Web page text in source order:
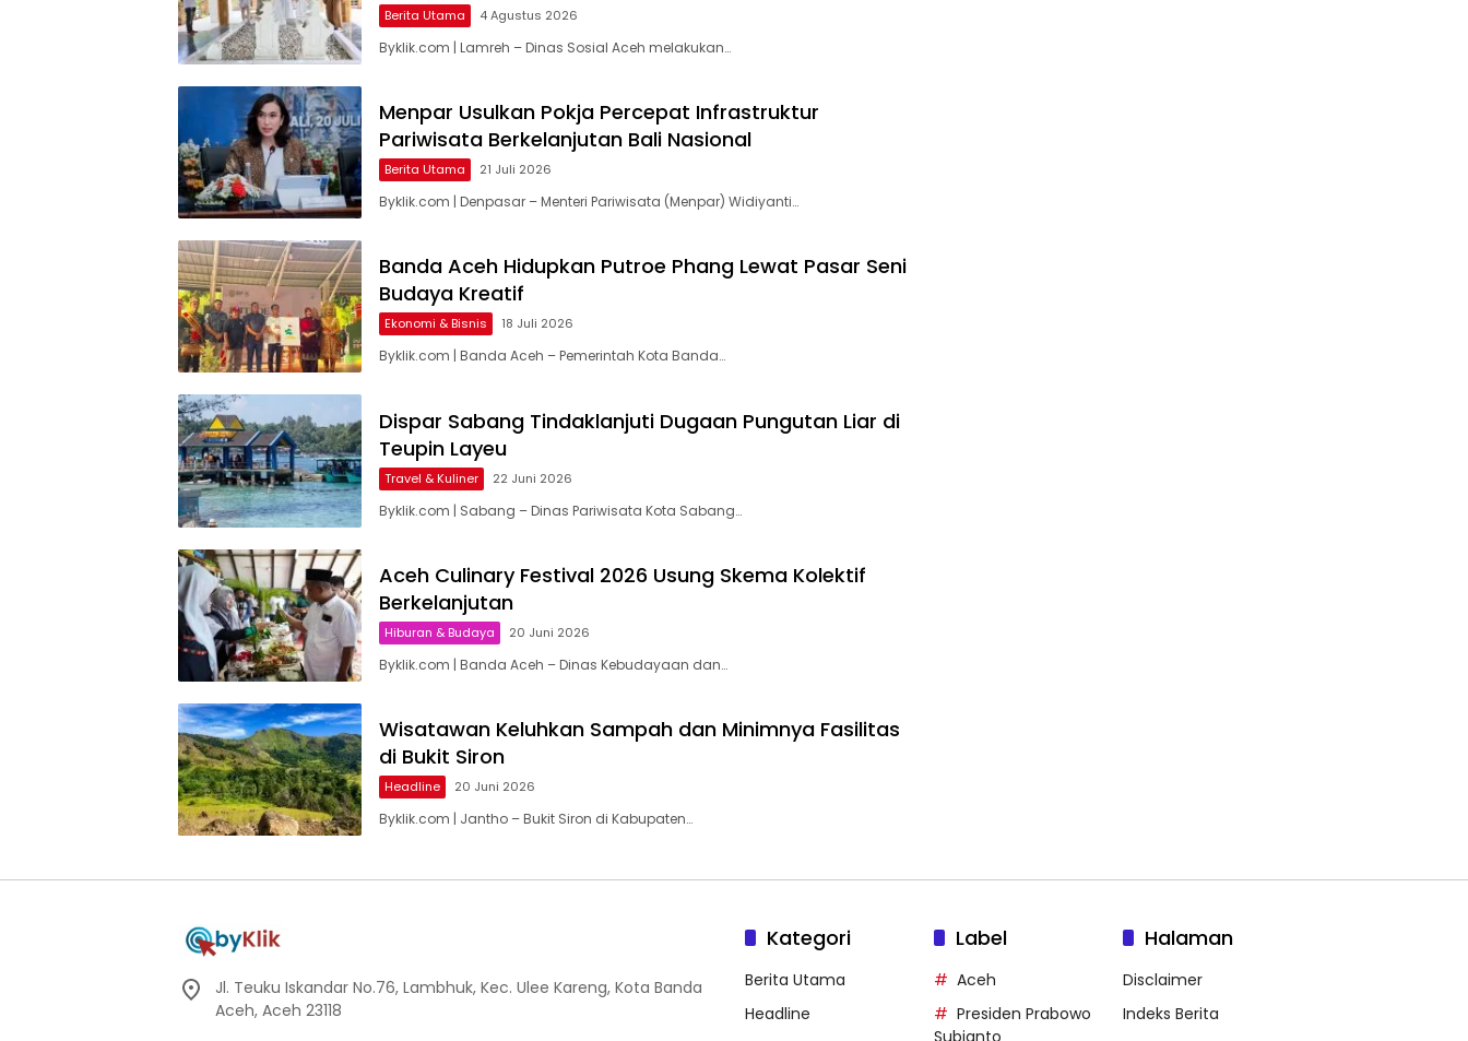
Berita Utama 4 Agustus 2026
Byklik.com | Lamreh – Dinas Sosial Aceh melakukan…
Menpar Usulkan Pokja Percepat Infrastruktur
Pariwisata Berkelanjutan Bali Nasional
Berita Utama 21 Juli 2026
Byklik.com | Denpasar – Menteri Pariwisata (Menpar) Widiyanti…
Banda Aceh Hidupkan Putroe Phang Lewat Pasar Seni
Budaya Kreatif
Ekonomi & Bisnis 18 Juli 2026
Byklik.com | Banda Aceh – Pemerintah Kota Banda…
Dispar Sabang Tindaklanjuti Dugaan Pungutan Liar di
Teupin Layeu
Travel & Kuliner 22 Juni 2026
Byklik.com | Sabang – Dinas Pariwisata Kota Sabang…
Aceh Culinary Festival 2026 Usung Skema Kolektif
Berkelanjutan
Hiburan & Budaya 20 Juni 2026
Byklik.com | Banda Aceh – Dinas Kebudayaan dan…
Wisatawan Keluhkan Sampah dan Minimnya Fasilitas
di Bukit Siron
Headline 20 Juni 2026
Byklik.com | Jantho – Bukit Siron di Kabupaten…
Jl. Teuku Iskandar No.76, Lambhuk, Kec. Ulee Kareng, Kota Banda
Aceh, Aceh 23118
Kategori
Berita Utama
Headline
Label
Aceh
Presiden Prabowo
Halaman
Disclaimer
Indeks Berita